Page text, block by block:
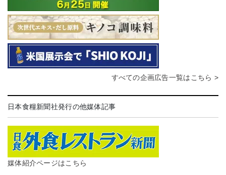
すべての企画広告一覧はこちら >
日本食糧新聞社発行の他媒体記事
媒体紹介ページはこちら